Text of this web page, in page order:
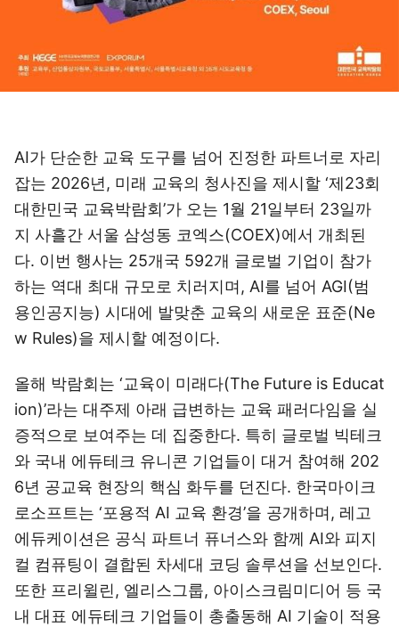
AI가 단순한 교육 도구를 넘어 진정한 파트너로 자리
잡는 2026년, 미래 교육의 청사진을 제시할 ‘제23회
대한민국 교육박람회’가 오는 1월 21일부터 23일까
지 사흘간 서울 삼성동 코엑스(COEX)에서 개최된
다. 이번 행사는 25개국 592개 글로벌 기업이 참가
하는 역대 최대 규모로 치러지며, AI를 넘어 AGI(범
용인공지능) 시대에 발맞춘 교육의 새로운 표준(Ne
w Rules)을 제시할 예정이다.
올해 박람회는 ‘교육이 미래다(The Future is Educat
ion)’라는 대주제 아래 급변하는 교육 패러다임을 실
증적으로 보여주는 데 집중한다. 특히 글로벌 빅테크
와 국내 에듀테크 유니콘 기업들이 대거 참여해 202
6년 공교육 현장의 핵심 화두를 던진다. 한국마이크
로소프트는 ‘포용적 AI 교육 환경’을 공개하며, 레고
에듀케이션은 공식 파트너 퓨너스와 함께 AI와 피지
컬 컴퓨팅이 결합된 차세대 코딩 솔루션을 선보인다.
또한 프리윌린, 엘리스그룹, 아이스크림미디어 등 국
내 대표 에듀테크 기업들이 총출동해 AI 기술이 적용